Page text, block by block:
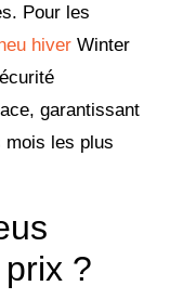
Pour les
hiver Winter
garantissant
mois les plus
?